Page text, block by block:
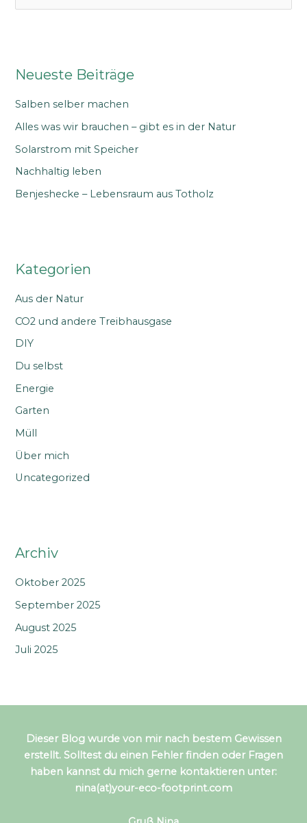
n
n
a
c
Neueste Beiträge
Salben selber machen
Alles was wir brauchen – gibt es in der Natur
Solarstrom mit Speicher
Nachhaltig leben
Benjeshecke – Lebensraum aus Totholz
Kategorien
Aus der Natur
CO2 und andere Treibhausgase
DIY
Du selbst
Energie
Garten
Müll
Über mich
Uncategorized
Archiv
Oktober 2025
September 2025
August 2025
Juli 2025
Dieser Blog wurde von mir nach bestem Gewissen
erstellt. Solltest du einen Fehler finden oder Fragen
haben kannst du mich gerne kontaktieren unter:
nina(at)your-eco-footprint.com